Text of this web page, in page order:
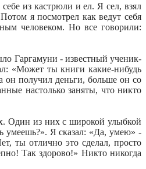
из кастрюли и ел. Я сел, взял
я посмотрел как ведут себя
человеком. Но все говорили:
Гаргамуни - известный ученик-
«Может ты книги какие-нибудь
он получил деньги, больше он со
настолько заняты, что никто
Один из них с широкой улыбкой
умеешь?». Я сказал: «Да, умею» -
ты отлично это сделал, просто
Так здорово!» Никто никогда